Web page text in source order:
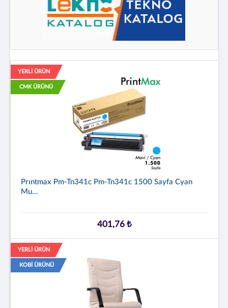
YERLİ ÜRÜN
CMK ÜRÜNÜ
Prıntmax Pm-Tn341c Pm-Tn341c 1500 Sayfa Cyan
Mu...
401,76 ₺
YERLİ ÜRÜN
KOBİ ÜRÜNÜ